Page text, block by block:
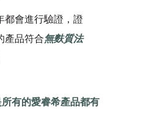
都會進行驗證，證
產品符合無麩質法
有的愛睿希產品都有